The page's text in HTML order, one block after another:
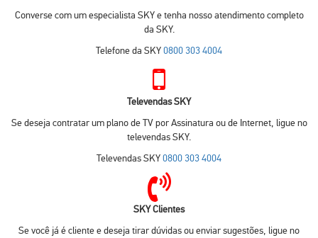
Converse com um especialista SKY e tenha nosso atendimento completo
da SKY.
Telefone da SKY0800 303 4004
Televendas SKY
Se deseja contratar um plano de TV por Assinatura ou de Internet, ligue no
televendas SKY.
Televendas SKY0800 303 4004
SKY Clientes
Se você já é cliente e deseja tirar dúvidas ou enviar sugestões, ligue no